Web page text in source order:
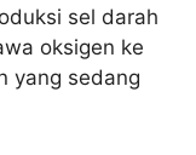
sel darah
oksigen ke
yang sedang